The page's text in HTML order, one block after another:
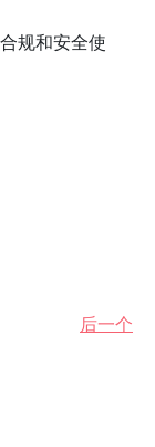
规和安全使
后一个